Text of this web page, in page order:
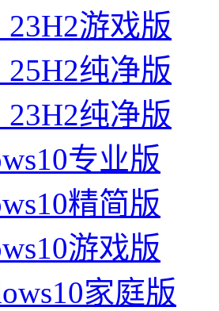
23H2游戏版
25H2纯净版
23H2纯净版
专业版
精简版
游戏版
家庭版